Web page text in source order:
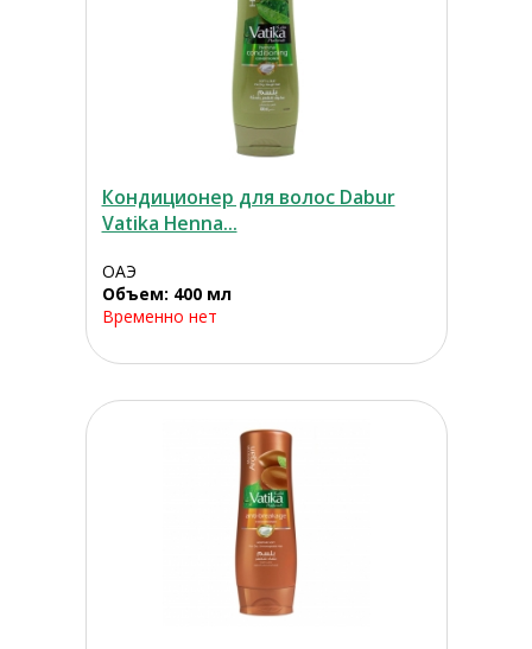
Кондиционер для волос Dabur
Vatika Henna...
ОАЭ
Объем: 400 мл
Временно нет